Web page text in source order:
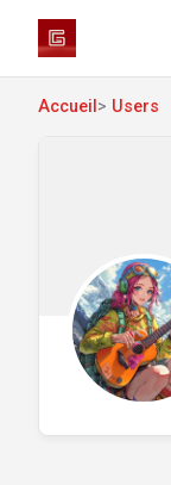
Accueil > Users